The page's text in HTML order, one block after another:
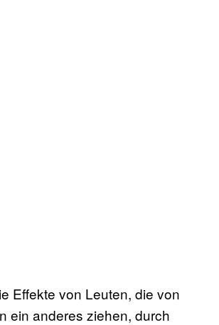
Effekte von Leuten, die von
ein anderes ziehen, durch